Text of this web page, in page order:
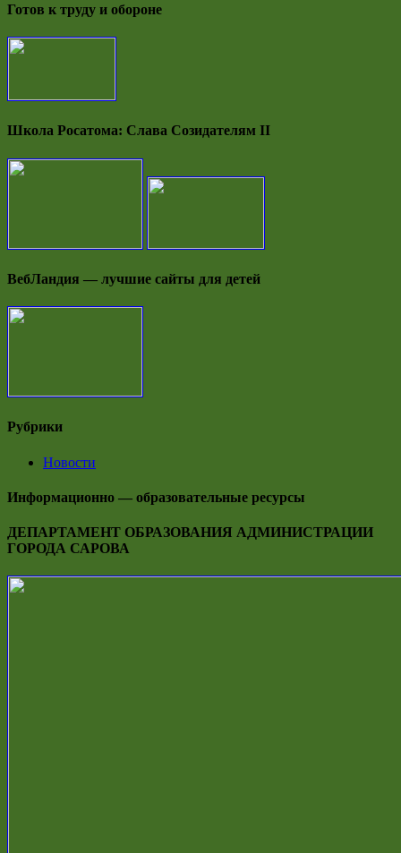
Готов к труду и обороне
Школа Росатома: Слава Созидателям II
ВебЛандия — лучшие сайты для детей
Рубрики
Новости
Информационно — образовательные ресурсы
ДЕПАРТАМЕНТ ОБРАЗОВАНИЯ АДМИНИСТРАЦИИ
ГОРОДА САРОВА